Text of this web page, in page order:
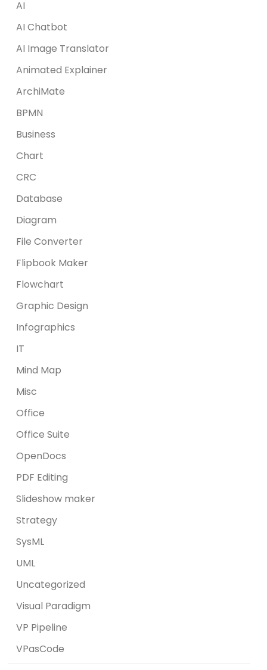
AI
AI Chatbot
AI Image Translator
Animated Explainer
ArchiMate
BPMN
Business
Chart
CRC
Database
Diagram
File Converter
Flipbook Maker
Flowchart
Graphic Design
Infographics
IT
Mind Map
Misc
Office
Office Suite
OpenDocs
PDF Editing
Slideshow maker
Strategy
SysML
UML
Uncategorized
Visual Paradigm
VP Pipeline
VPasCode